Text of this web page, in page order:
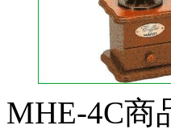
MHE-